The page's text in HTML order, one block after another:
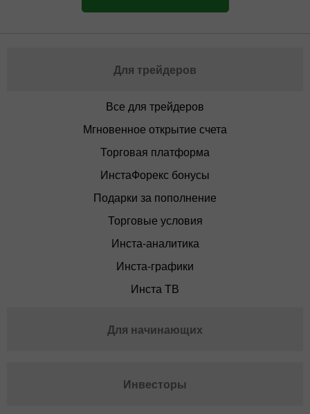
Для трейдеров
Все для трейдеров
Мгновенное открытие счета
Торговая платформа
ИнстаФорекс бонусы
Подарки за пополнение
Торговые условия
Инста-аналитика
Инста-графики
Инста ТВ
Для начинающих
Инвесторы